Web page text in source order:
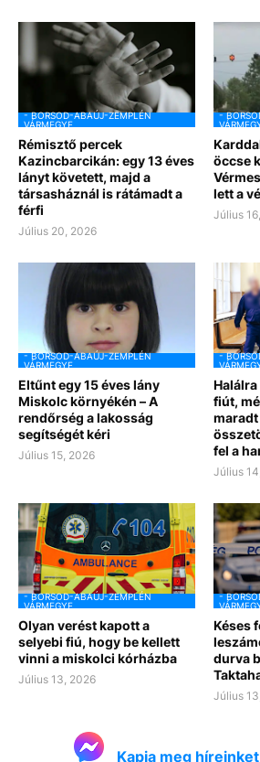
- BORSOD-ABAÚJ-ZEMPLÉN
VÁRMEGYE
Rémisztő percek
Kazincbarcikán: egy 13 éves
lányt követett, majd a
társasháznál is rátámadt a
férfi
Július 20, 2026
-
öccse
lett a
Július
- BORSOD-ABAÚJ-ZEMPLÉN
VÁRMEGYE
Eltűnt egy 15 éves lány
Miskolc környékén – A
rendőrség a lakosság
segítségét kéri
Július 15, 2026
-
Halálra
fiút,
maradt
fel a
Július
- BORSOD-ABAÚJ-ZEMPLÉN
VÁRMEGYE
Olyan verést kapott a
selyebi fiú, hogy be kellett
vinni a miskolci kórházba
Július 13, 2026
-
Késes
durva
Július
Kapja meg